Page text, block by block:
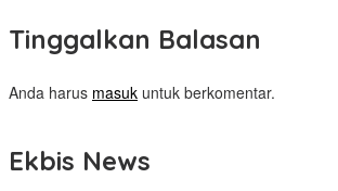
Tinggalkan Balasan
Anda harus masuk untuk berkomentar.
Ekbis News